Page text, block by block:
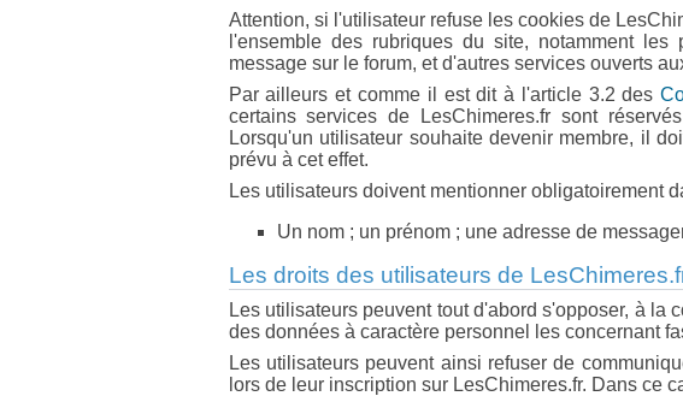
Attention, si l'utilisateur refuse les cookies de
l'ensemble des rubriques du site, notamment
message sur le forum, et d'autres services ouverts
Par ailleurs et comme il est dit à l'article 3.2 des
certains services de LesChimeres.fr sont
Lorsqu'un utilisateur souhaite devenir membre, il
prévu à cet effet.
Les utilisateurs doivent mentionner obligatoirement
Un nom ; un prénom ; une adresse de
Les droits des utilisateurs de
Les utilisateurs peuvent tout d'abord s'opposer, à
des données à caractère personnel les concernant
Les utilisateurs peuvent ainsi refuser de
lors de leur inscription sur LesChimeres.fr. Dans ce